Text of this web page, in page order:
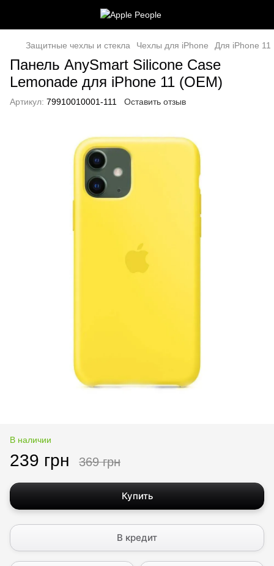
Защитные чехлы и стекла Чехлы для iPhone Для iPhone 11
Панель AnySmart Silicone Case
Lemonade для iPhone 11 (OEM)
Артикул: 79910010001-111 Оставить отзыв
В наличии
239 грн 369 грн
Купить
В кредит